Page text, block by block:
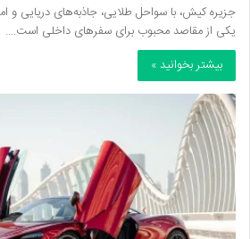
جزیره کیش، با سواحل طلایی، جاذبه‌های دریایی و
یکی از مقاصد محبوب برای سفرهای داخلی است.…
بیشتر بخوانید »